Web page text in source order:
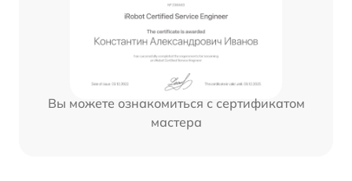
Вы можете ознакомиться с сертификатом
мастера